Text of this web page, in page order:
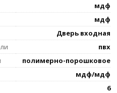
мдф
мдф
Дверь входная
пвх
полимерно-порошковое
мдф/мдф
6